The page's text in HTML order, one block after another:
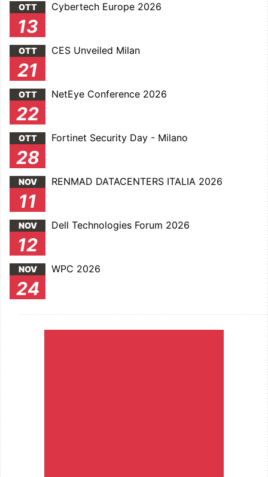
OTT
13
Cybertech Europe 2026
OTT
21
CES Unveiled Milan
OTT
22
NetEye Conference 2026
OTT
28
Fortinet Security Day - Milano
NOV
11
RENMAD DATACENTERS ITALIA 2026
NOV
12
Dell Technologies Forum 2026
NOV
24
WPC 2026